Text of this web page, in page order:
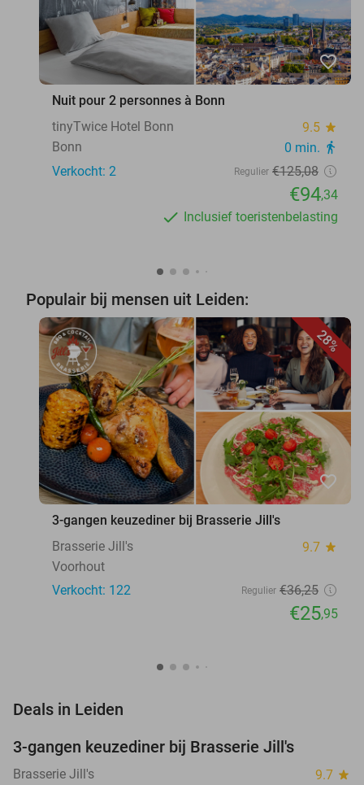
favorite_border
Nuit pour 2 personnes à Bonn
tinyTwice Hotel Bonn
9.5 star
Bonn 0 min. directions_walk
Verkocht: 2 Regulier €125,08
€94,34
Inclusief toeristenbelasting
Populair bij mensen uit Leiden:
28%
favorite_border
3-gangen keuzediner bij Brasserie Jill's
Brasserie Jill's
9.7 star
Voorhout
Verkocht: 122
Regulier €36,25
€25,95
Deals in Leiden
3-gangen keuzediner bij Brasserie Jill's
Brasserie Jill's 9.7 star